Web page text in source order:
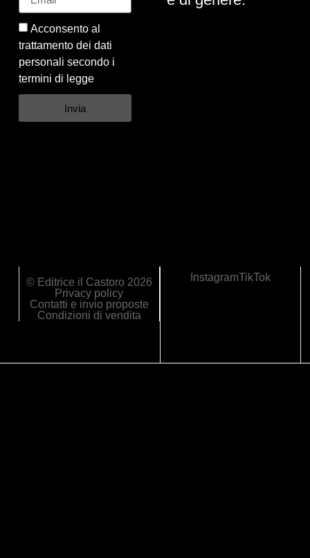
Acconsento al
trattamento dei dati
personali secondo i
termini di legge
Invia
© Editrice il Castoro 2026
Privacy policy
Contatti e invio proposte
Condizioni di vendita
InstagramTikTok